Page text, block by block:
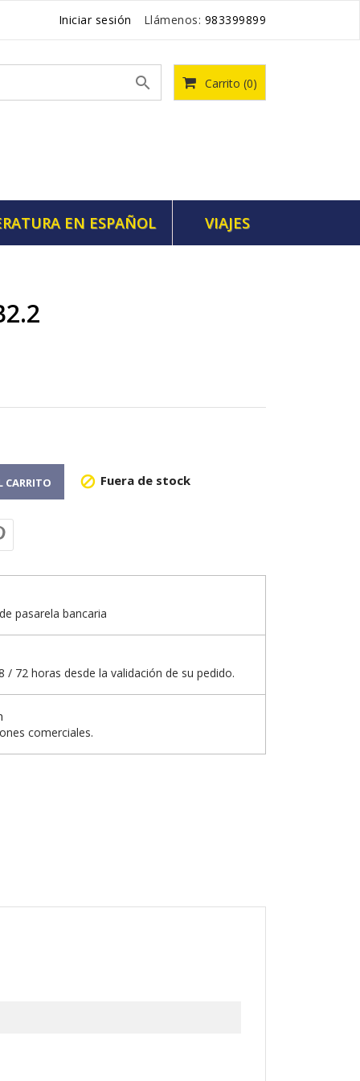
Iniciar sesión Llámenos: 983399899
Carrito (0)

EN ESPAÑOL VIAJES
CARRITO  Fuera de stock
pasarela bancaria
/ 72 horas desde la validación de su pedido.
comerciales.